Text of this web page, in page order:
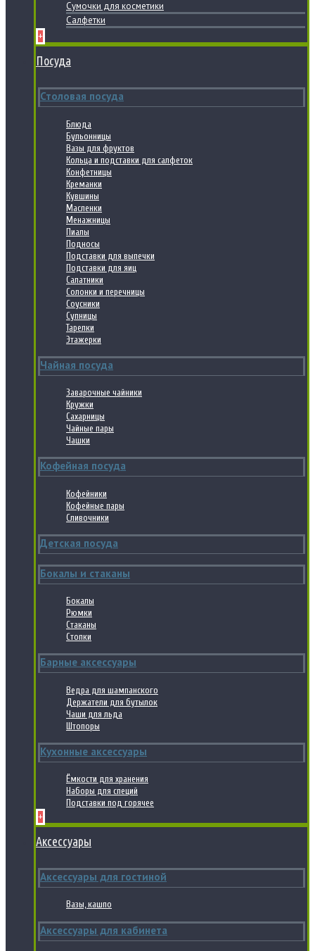
Сумочки для косметики
Салфетки
+
Посуда
Столовая посуда
Блюда
Бульонницы
Вазы для фруктов
Кольца и подставки для салфеток
Конфетницы
Креманки
Кувшины
Масленки
Менажницы
Пиалы
Подносы
Подставки для выпечки
Подставки для яиц
Салатники
Солонки и перечницы
Соусники
Супницы
Тарелки
Этажерки
Чайная посуда
Заварочные чайники
Кружки
Сахарницы
Чайные пары
Чашки
Кофейная посуда
Кофейники
Кофейные пары
Сливочники
Детская посуда
Бокалы и стаканы
Бокалы
Рюмки
Стаканы
Стопки
Барные аксессуары
Ведра для шампанского
Держатели для бутылок
Чаши для льда
Штопоры
Кухонные аксессуары
Ёмкости для хранения
Наборы для специй
Подставки под горячее
+
Аксессуары
Аксессуары для гостиной
Вазы, кашпо
Аксессуары для кабинета